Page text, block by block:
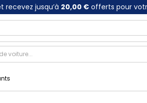
recevez jusqu’à 20,00 €offerts pour